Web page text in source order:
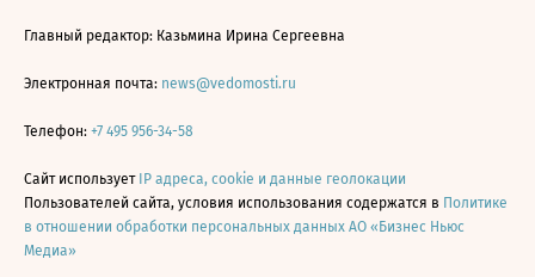
Главный редактор: Казьмина Ирина Сергеевна
Электронная почта: news@vedomosti.ru
Телефон: +7 495 956-34-58
Сайт использует IP адреса, cookie и данные геолокации
Пользователей сайта, условия использования содержатся в Политике
в отношении обработки персональных данных АО «Бизнес Ньюс
Медиа»